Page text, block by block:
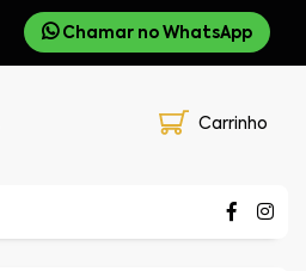
Chamar no WhatsApp
Carrinho